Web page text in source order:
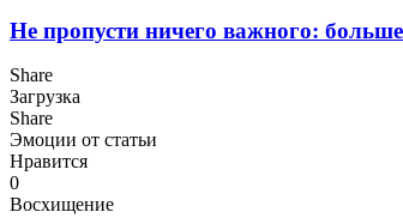
Не пропусти ничего важного:
Share
Загрузка
Share
Эмоции от статьи
Нравится
0
Восхищение